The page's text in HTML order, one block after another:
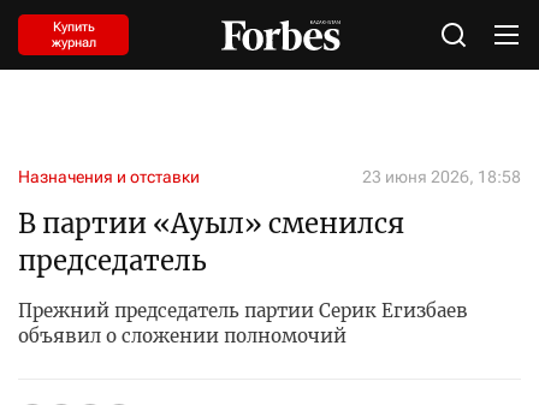
Купить
журнал
Назначения и отставки 23 июня 2026, 18:58
В партии «Ауыл» сменился
председатель
Прежний председатель партии Серик Егизбаев
объявил о сложении полномочий